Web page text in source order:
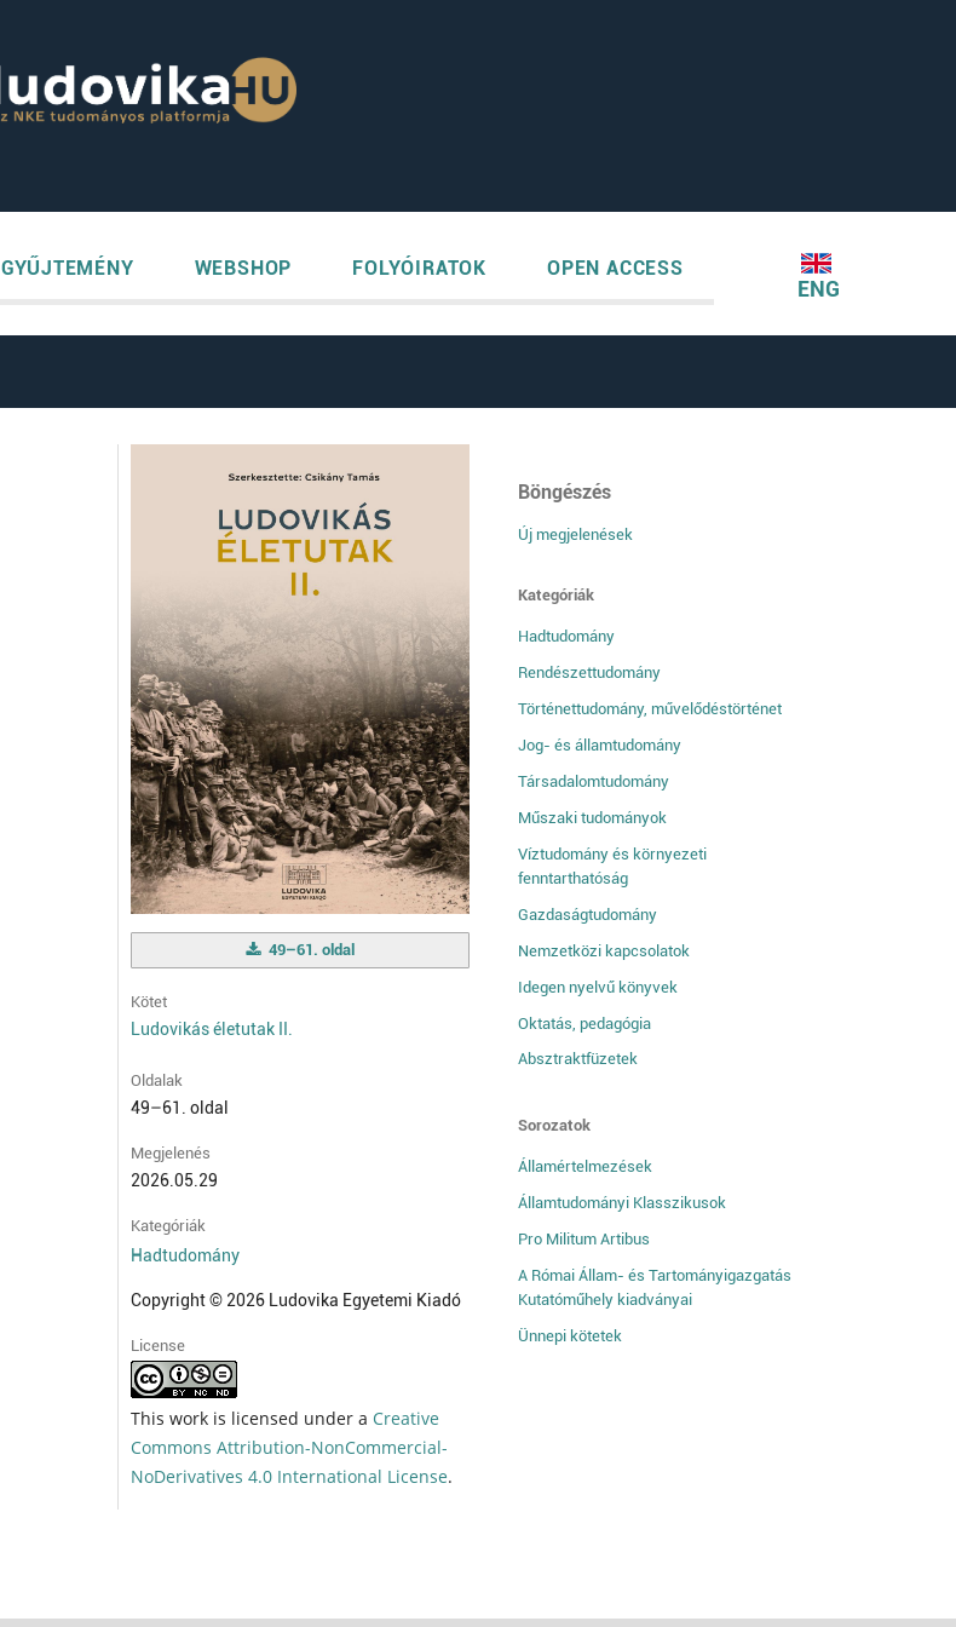
GYŰJTEMÉNY WEBSHOP FOLYÓIRATOK OPEN ACCESS
ENG
49–61. oldal
Kötet
Ludovikás életutak II.
Oldalak
49–61. oldal
Megjelenés
2026.05.29
Kategóriák
Hadtudomány
Copyright © 2026 Ludovika Egyetemi Kiadó
License
This work is licensed under a Creative
Commons Attribution-NonCommercial-
NoDerivatives 4.0 International License.
Böngészés
Új megjelenések
Kategóriák
Hadtudomány
Rendészettudomány
Történettudomány, művelődéstörténet
Jog- és államtudomány
Társadalomtudomány
Műszaki tudományok
Víztudomány és környezeti
fenntarthatóság
Gazdaságtudomány
Nemzetközi kapcsolatok
Idegen nyelvű könyvek
Oktatás, pedagógia
Absztraktfüzetek
Sorozatok
Államértelmezések
Államtudományi Klasszikusok
Pro Militum Artibus
A Római Állam- és Tartományigazgatás
Kutatóműhely kiadványai
Ünnepi kötetek